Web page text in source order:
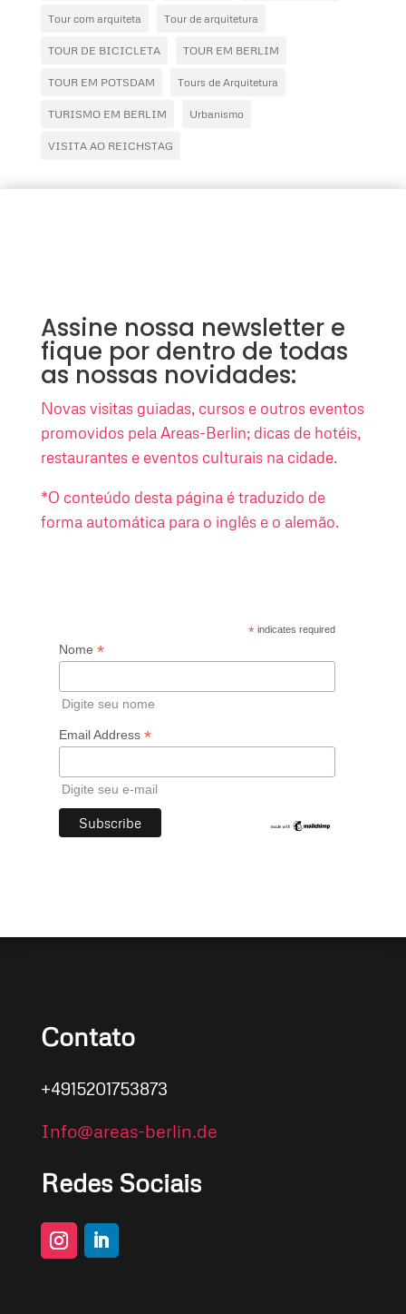
Tour com arquiteta Tour de arquitetura
TOUR DE BICICLETA TOUR EM BERLIM
TOUR EM POTSDAM Tours de Arquitetura
TURISMO EM BERLIM Urbanismo
VISITA AO REICHSTAG
Assine nossa newsletter e
fique por dentro de todas
as nossas novidades:
Novas visitas guiadas, cursos e outros eventos
promovidos pela Areas-Berlin; dicas de hotéis,
restaurantes e eventos culturais na cidade.
*O conteúdo desta página é traduzido de
forma automática para o inglês e o alemão.
* indicates required
Nome *
Digite seu nome
Email Address *
Digite seu e-mail
Contato
+4915201753873
Info@areas-berlin.de
Redes Sociais